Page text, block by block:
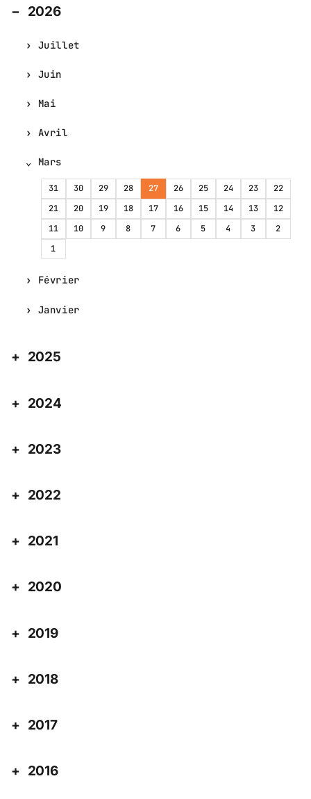
2026
Juillet
Juin
Mai
Avril
Mars
31 30 29 28 27 26 25 24 23
22
21
20 19 18 17 16 15 14 13
12
11
10 9 8 7 6 5 4 3
2
1
Février
Janvier
2025
2024
2023
2022
2021
2020
2019
2018
2017
2016